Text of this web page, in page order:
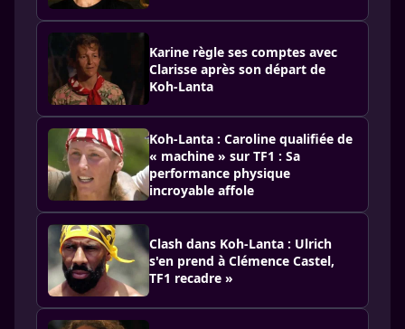
Karine règle ses comptes avec
Clarisse après son départ de
Koh-Lanta
Koh-Lanta : Caroline qualifiée de
« machine » sur TF1 : Sa
performance physique
incroyable affole
Clash dans Koh-Lanta : Ulrich
s'en prend à Clémence Castel,
TF1 recadre »